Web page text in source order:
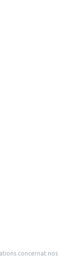
concernat nos